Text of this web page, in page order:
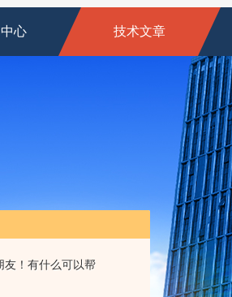
友！有什么可以帮
心 技术文章